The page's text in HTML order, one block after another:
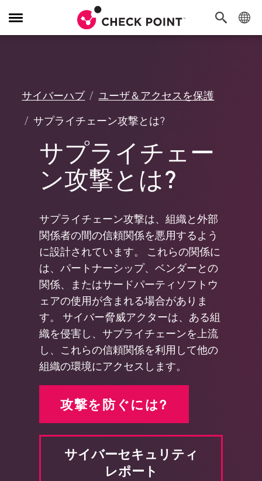
Toggle
Navigation
サイバーハブ
ユーザ＆アクセスを保護
サプライチェーン攻撃とは?
サプライチェー
ン攻撃とは?
サプライチェーン攻撃は、組織と外部
関係者の間の信頼関係を悪用するよう
に設計されています。 これらの関係に
は、パートナーシップ、ベンダーとの
関係、またはサードパーティソフトウ
ェアの使用が含まれる場合がありま
す。 サイバー脅威アクターは、ある組
織を侵害し、サプライチェーンを上流
し、これらの信頼関係を利用して他の
組織の環境にアクセスします。
攻撃を防ぐには?
サイバーセキュリティ
レポート